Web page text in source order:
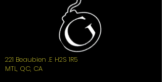
221 Beaubien .E H2S 1R5
MTL, QC, CA